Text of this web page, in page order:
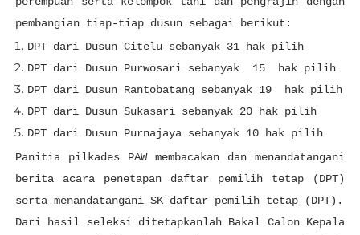
pembangian tiap-tiap dusun sebagai berikut:
DPT dari Dusun Citelu sebanyak 31 hak pilih
DPT dari Dusun Purwosari sebanyak
15
hak pilih
DPT dari Dusun Rantobatang sebanyak 19
hak pilih
DPT dari Dusun Sukasari sebanyak 20 hak pilih
DPT dari Dusun Purnajaya sebanyak 10 hak pilih
Panitia pilkades PAW membacakan dan menandatangani
berita acara penetapan daftar pemilih tetap (DPT)
serta menandatangani SK daftar pemilih tetap (DPT).
Dari hasil seleksi ditetapkanlah Bakal Calon Kepala